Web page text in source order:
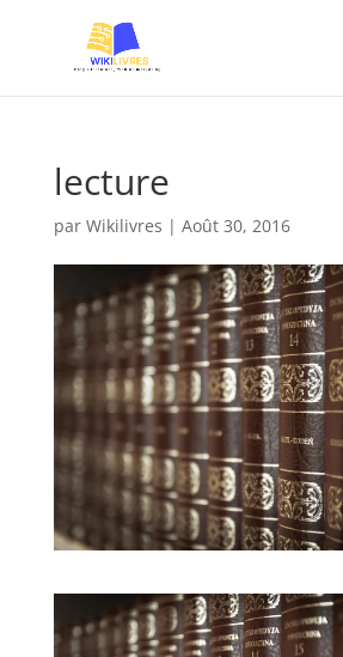
lecture
par Wikilivres | Août 30, 2016